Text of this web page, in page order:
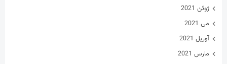
ژوئن 2021
می 2021
آوریل 2021
مارس 2021